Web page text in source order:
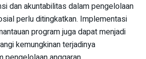
dan akuntabilitas dalam pengelolaan
perlu ditingkatkan. Implementasi
program juga dapat menjadi
kemungkinan terjadinya